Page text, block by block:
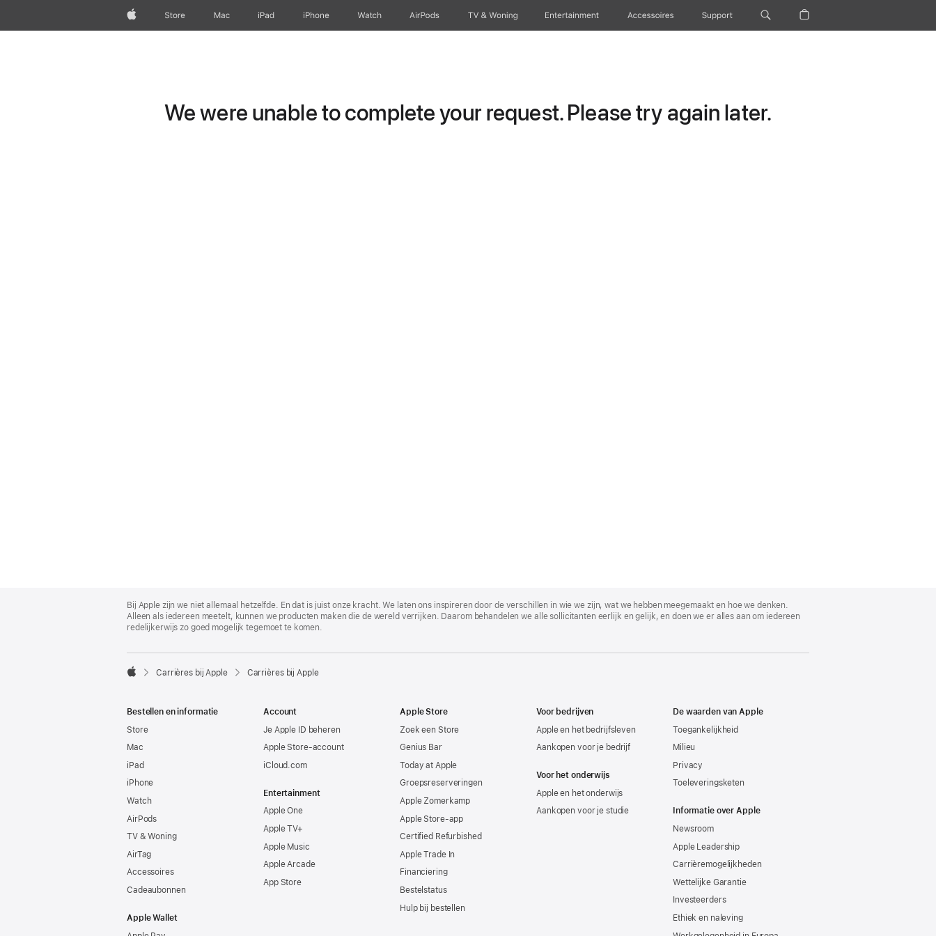
AppleStore Mac iPad iPhone Watch AirPods TV & Woning Entertainment Accessoires Support
We were unable to complete your request. Please try again later.
Footer
Bij Apple zijn we niet allemaal hetzelfde. En dat is juist onze kracht. We laten ons inspireren door de verschillen in wie we zijn, wat we hebben meegemaakt en hoe we denken.
Alleen als iedereen meetelt, kunnen we producten maken die de wereld verrijken. Daarom behandelen we alle sollicitanten eerlijk en gelijk, en doen we er alles aan om iedereen
redelijkerwijs zo goed mogelijk tegemoet te komen.

Carrières bij Apple Carrières bij Apple
Bestellen en informatie
Store
Mac
iPad
iPhone
Watch
AirPods
TV & Woning
AirTag
Accessoires
Cadeaubonnen
Apple Wallet
Account
Je Apple ID beheren
Apple Store-account
iCloud.com
Entertainment
Apple One
Apple TV+
Apple Music
Apple Arcade
App Store
Apple Store
Zoek een Store
Genius Bar
Today at Apple
Groepsreserveringen
Apple Zomerkamp
Apple Store-app
Certified Refurbished
Apple Trade In
Financiering
Bestelstatus
Hulp bij bestellen
Voor bedrijven
Apple en het bedrijfsleven
Aankopen voor je bedrijf
Voor het onderwijs
Apple en het onderwijs
Aankopen voor je studie
De waarden van Apple
Toegankelijkheid
Milieu
Privacy
Toeleveringsketen
Informatie over Apple
Newsroom
Apple Leadership
Carrièremogelijkheden
Wettelijke Garantie
Investeerders
Ethiek en naleving